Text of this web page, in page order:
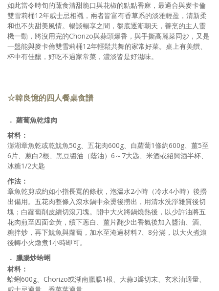
如此當令時旬的蔬食清甜脆口與花椒的點點香麻，最適合與麥卡倫
雙雪莉桶12年威士忌相襯，兩者皆富有香草系的淡雅輕盈，清新柔
和也不失甜美風情。暢談暢享之間，盤底逐漸朝天，善烹的主人靈
機一動，將沒用完的Chorizo與蒜頭爆香，與手撕高麗菜同炒，又是
一盤能與麥卡倫雙雪莉桶12年輕鬆共舞的家常好菜。桌上有美饌、
杯中有佳釀，好吃不過家常菜，濃淡皆是好滋味。
☆韓良憶的四人餐桌食譜
． 蘿蔔魚乾㸆肉
材料：
澎湖章魚乾或乾魷魚50g、五花肉600g、白蘿蔔1條約600g、薑5至
6片、蔥白2根、黑豆醬油（蔭油）6～7大匙、米酒或紹興酒半杯、
冰糖1/2大匙
作法：
章魚乾剪成約如小指長寬的條狀，泡溫水2小時（冷水4小時）後撈
出備用。五花肉整條入滾水鍋中汆燙後撈出，用清水洗淨雜質後切
塊；白蘿蔔削皮續切滾刀塊。開中大火將鍋燒熱後，以少許油將五
花肉煎至四面金黃，續下蔥白、薑片翻少出香氣後加入醬油、酒、
糖拌炒，再下魷魚與蘿蔔，加水至淹過材料7、8分滿，以大火煮滾
後轉小火燉煮1小時即可。
． 臘腸炒蛤蜊
材料：
蛤蜊600g、Chorizo或湖南臘腸1根、大蒜3瓣切末、玄米油適量、